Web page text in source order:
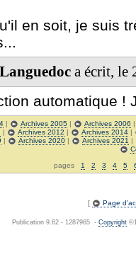
en soit, je suis
a écrit, le
automatique !
| Archives 2005| Archives 2006
| Archives 2012 | Archives 2014 |
| Archives 2020| Archives 2021 |
pages 1 2 3 4 5
[ Page
Publication 9.62 - 1287965 - Copyright